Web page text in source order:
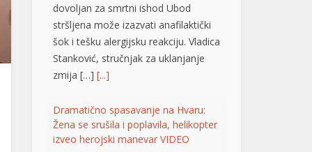
dovoljan za smrtni ishod Ubod
stršljena može izazvati anafilaktički
šok i tešku alergijsku reakciju. Vladica
Stanković, stručnjak za uklanjanje
zmija […] [...]
Dramatično spasavanje na Hvaru:
Žena se srušila i poplavila, helikopter
izveo herojski manevar VIDEO